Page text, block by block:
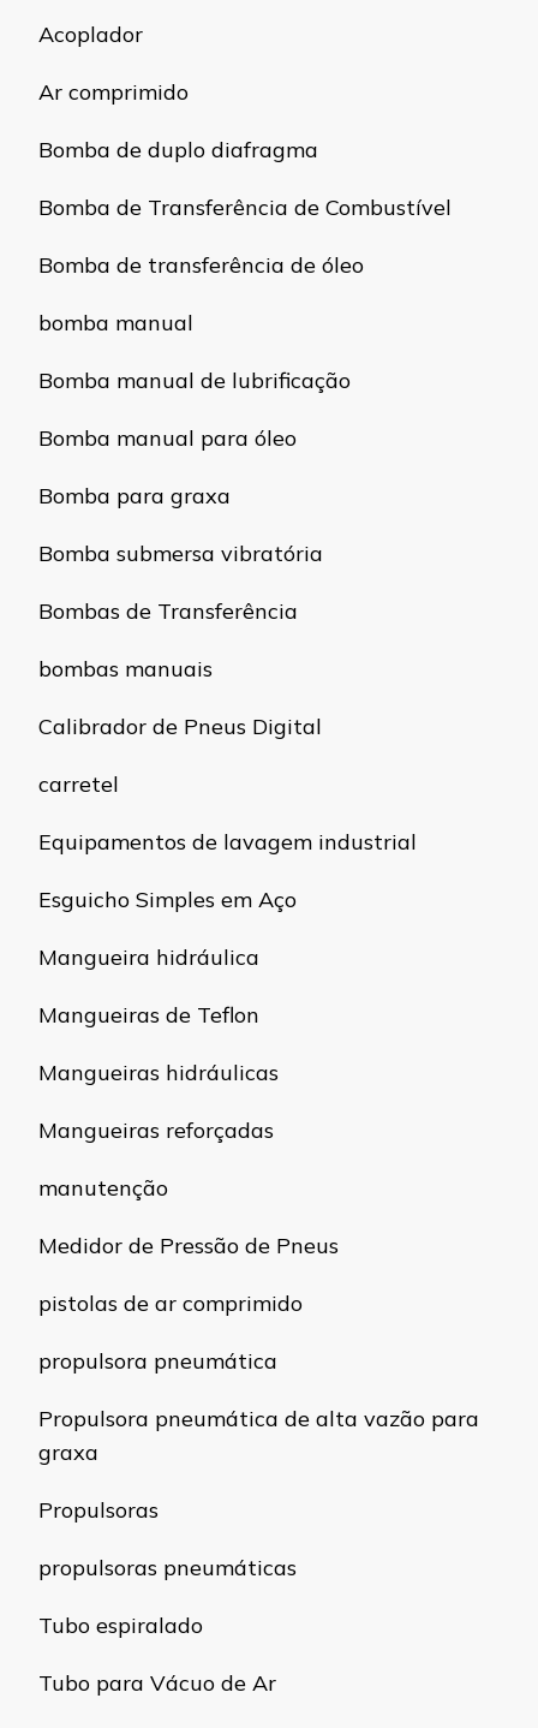
Acoplador
Ar comprimido
Bomba de duplo diafragma
Bomba de Transferência de Combustível
Bomba de transferência de óleo
bomba manual
Bomba manual de lubrificação
Bomba manual para óleo
Bomba para graxa
Bomba submersa vibratória
Bombas de Transferência
bombas manuais
Calibrador de Pneus Digital
carretel
Equipamentos de lavagem industrial
Esguicho Simples em Aço
Mangueira hidráulica
Mangueiras de Teflon
Mangueiras hidráulicas
Mangueiras reforçadas
manutenção
Medidor de Pressão de Pneus
pistolas de ar comprimido
propulsora pneumática
Propulsora pneumática de alta vazão para
graxa
Propulsoras
propulsoras pneumáticas
Tubo espiralado
Tubo para Vácuo de Ar